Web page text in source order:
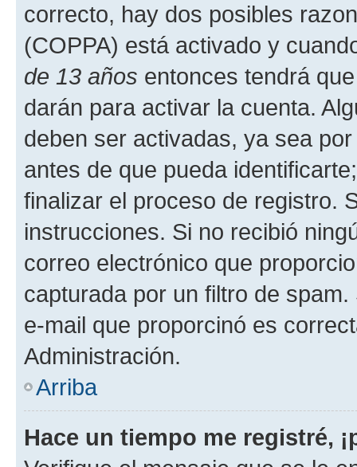
correcto, hay dos posibles
(COPPA) está activado y
de 13 años entonces tendrá
darán para activar la cuenta.
deben ser activadas, ya sea
antes de que pueda
finalizar el proceso de registro.
instrucciones. Si no recibió
correo electrónico que
capturada por un filtro de
e-mail que proporcinó es
Administración.
Arriba
Hace un tiempo me registré,